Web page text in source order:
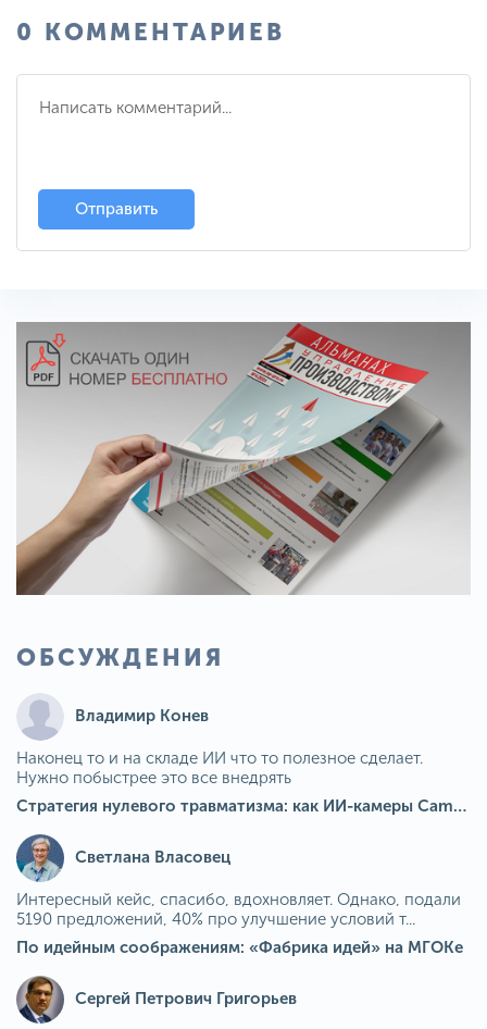
0 КОММЕНТАРИЕВ
Отправить
ОБСУЖДЕНИЯ
Владимир Конев
Наконец то и на складе ИИ что то полезное сделает.
Нужно побыстрее это все внедрять
Стратегия нулевого травматизма: как ИИ-камеры Camkord снижают риск наезда на пешехода при работе на погрузчике
Светлана Власовец
Интересный кейс, спасибо, вдохновляет. Однако, подали
5190 предложений, 40% про улучшение условий т...
По идейным соображениям: «Фабрика идей» на МГОКе
Сергей Петрович Григорьев